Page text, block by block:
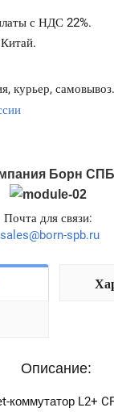
с НДС 22%.
курьер, самовывоз.
Борн СПБ
Почта для связи:
sales@born-spb.ru
Описание:
коммутатор L2+